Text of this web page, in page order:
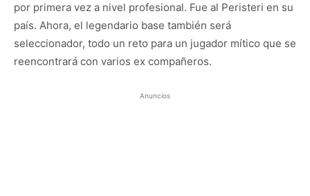
por primera vez a nivel profesional. Fue al Peristeri en su
país. Ahora, el legendario base también será
seleccionador, todo un reto para un jugador mítico que se
reencontrará con varios ex compañeros.
Anuncios